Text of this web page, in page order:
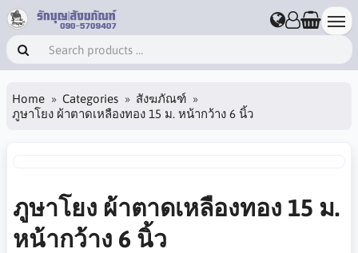
Home Categories
สังฆภัณฑ์
ภูษาโยง ผ้าตาดเหลืองทอง 15 ม. หน้ากว้าง 6 นิ้ว
ภูษาโยง ผ้าตาดเหลืองทอง 15 ม.
หน้ากว้าง 6 นิ้ว